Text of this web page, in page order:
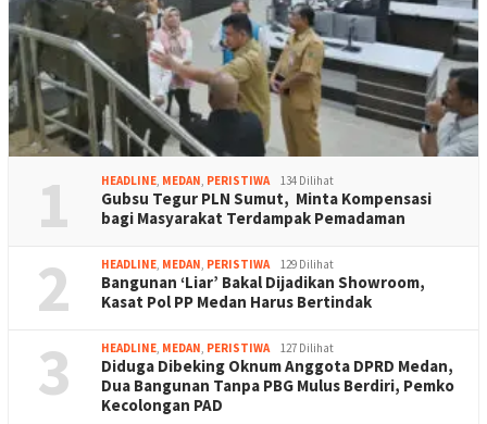
1 HEADLINE, MEDAN, PERISTIWA 134 Dilihat
Gubsu Tegur PLN Sumut, Minta Kompensasi
bagi Masyarakat Terdampak Pemadaman
2 HEADLINE, MEDAN, PERISTIWA 129 Dilihat
Bangunan ‘Liar’ Bakal Dijadikan Showroom,
Kasat Pol PP Medan Harus Bertindak
3 HEADLINE, MEDAN, PERISTIWA 127 Dilihat
Diduga Dibeking Oknum Anggota DPRD Medan,
Dua Bangunan Tanpa PBG Mulus Berdiri, Pemko
Kecolongan PAD